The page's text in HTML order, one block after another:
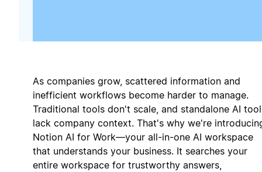
As companies grow, scattered information and
inefficient workflows become harder to manage.
Traditional tools don't scale, and standalone AI
lack company context. That's why we're
Notion AI for Work—your all-in-one AI workspace
that understands your business. It searches your
entire workspace for trustworthy answers,